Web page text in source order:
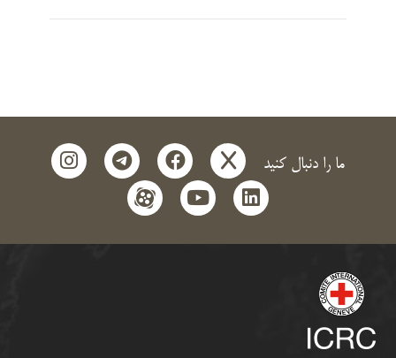
ما را دنبال کنید x
facebook
telegram
instagram
linkedin
youtube
aparat